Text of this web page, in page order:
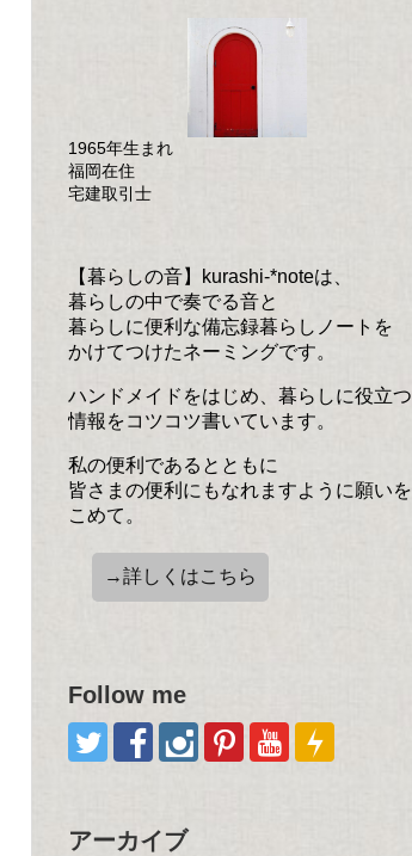
1965年生まれ
福岡在住
宅建取引士
【暮らしの音】kurashi-*noteは、
暮らしの中で奏でる音と
暮らしに便利な備忘録暮らしノートを
かけてつけたネーミングです。
ハンドメイドをはじめ、暮らしに役立つ
情報をコツコツ書いています。
私の便利であるとともに
皆さまの便利にもなれますように願いを
こめて。
→詳しくはこちら
Follow me
アーカイブ